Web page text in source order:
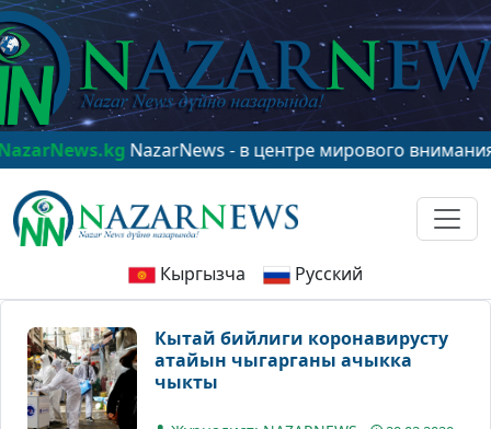
NazarNews - в центре мирового внимания!
Кыргызча Русский
Кытай бийлиги коронавирусту
атайын чыгарганы ачыкка
чыкты